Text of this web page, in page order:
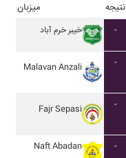
میزبان نتیجه
خيبر خرم آباد -
Malavan Anzali
-
Fajr Sepasi
-
Naft Abadan -